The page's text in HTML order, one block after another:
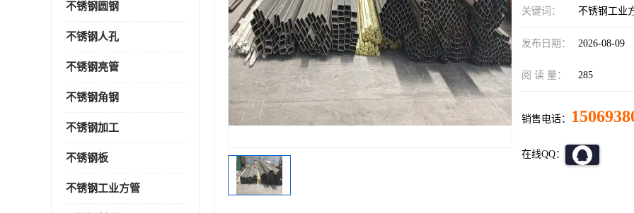
不锈钢圆钢
不锈钢人孔
不锈钢亮管
不锈钢角钢
不锈钢加工
不锈钢板
不锈钢工业方管
关键词： 不锈钢工业
发布日期： 2026-08-09
阅 读 量： 285
销售电话：
在线QQ：